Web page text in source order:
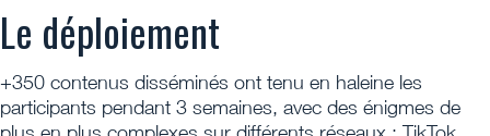
Le déploiement
+350 contenus disséminés ont tenu en haleine les
participants pendant 3 semaines, avec des énigmes de